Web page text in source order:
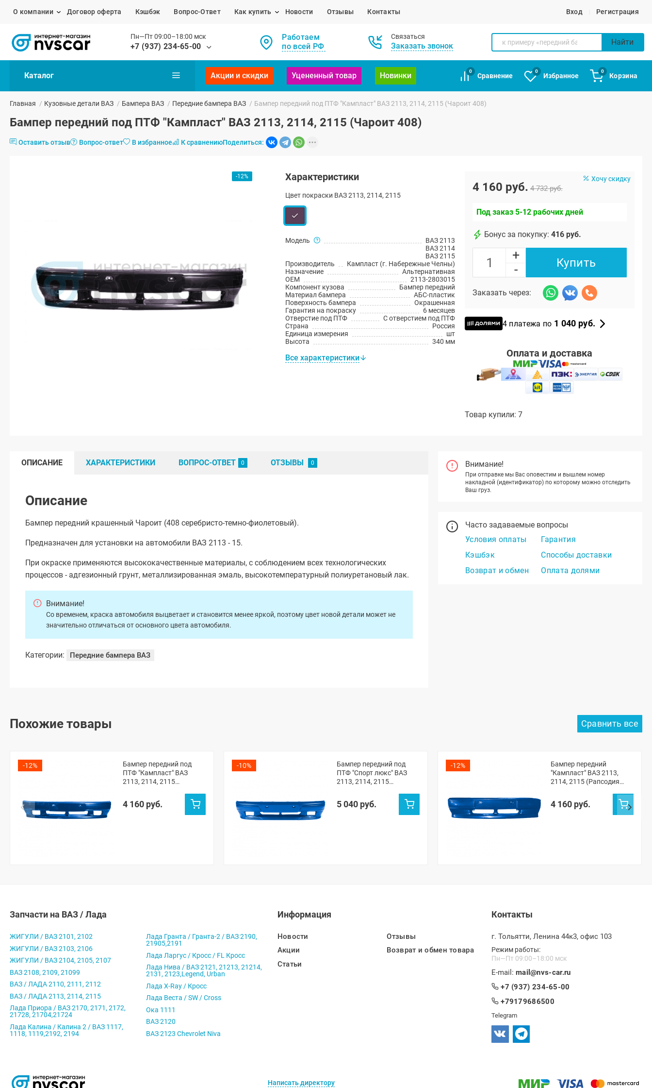
О компании Договор оферта Кэшбэк Вопрос-Ответ Как купить Новости Отзывы Контакты Вход Регистрация
Пн—Пт 09:00–18:00 мск
+7 (937) 234-65-00
Работаем
по всей РФ
Связаться
Заказать звонок Найти
Каталог Акции и скидки Уцененный товар Новинки
0
Сравнение
0
Избранное
0
Корзина
Главная / Кузовные детали ВАЗ / Бампера ВАЗ / Передние бампера ВАЗ / Бампер передний под ПТФ "Кампласт" ВАЗ 2113, 2114, 2115 (Чароит 408)
Бампер передний под ПТФ "Кампласт" ВАЗ 2113, 2114, 2115 (Чароит 408)
Оставить отзыв Вопрос-ответ В избранное К сравнениюПоделиться:
-12% Характеристики
Цвет покраски ВАЗ 2113, 2114, 2115
Модель
ВАЗ 2113
ВАЗ 2114
ВАЗ 2115
Производитель
Кампласт (г. Набережные Челны)
Назначение
Альтернативная
OEM
2113-2803015
Компонент кузова
Бампер передний
Материал бампера
АБС-пластик
Поверхность бампера
Окрашенная
Гарантия на покраску
6 месяцев
Отверстие под ПТФ
С отверстием под ПТФ
Страна
Россия
Единица измерения
шт
Высота
340 мм
Все характеристики
Хочу скидку
4 160 руб. 4 732 руб.
Под заказ 5-12 рабочих дней
Бонус за покупку: 416 руб.
+
-
Купить
Заказать через:
4 платежа по 1 040 руб.
Оплата и доставка
Товар купили: 7
Внимание!
При отправке мы Вас оповестим и вышлем номер
накладной (идентификатор) по которому можно отследить
Ваш груз.
Часто задаваемые вопросы
Условия оплаты
Гарантия
Кэшбэк
Способы доставки
Возврат и обмен
Оплата долями
ОПИСАНИЕ ХАРАКТЕРИСТИКИ ВОПРОС-ОТВЕТ ОТЗЫВЫ
Описание
Бампер передний крашенный Чароит (408 серебристо-темно-фиолетовый).
Предназначен для установки на автомобили ВАЗ 2113 - 15.
При окраске применяются высококачественные материалы, с соблюдением всех технологических
процессов - адгезионный грунт, металлизированная эмаль, высокотемпературный полиуретановый лак.
Внимание!
Со временем, краска автомобиля выцветает и становится менее яркой, поэтому цвет новой детали может не
значительно отличаться от основного цвета автомобиля.
Категории: Передние бампера ВАЗ
Похожие товары
-12%
Бампер передний под
ПТФ "Кампласт" ВАЗ
2113, 2114, 2115
4 160 руб.
-10%
Бампер передний под
ПТФ "Спорт люкс" ВАЗ
2113, 2114, 2115
5 040 руб.
-12%
Бампер передний
"Кампласт" ВАЗ 2113,
2114, 2115 (Рапсодия
4 160 руб.
Запчасти на ВАЗ / Лада
ЖИГУЛИ / ВАЗ 2101, 2102
ЖИГУЛИ / ВАЗ 2103, 2106
ЖИГУЛИ / ВАЗ 2104, 2105, 2107
ВАЗ 2108, 2109, 21099
ВАЗ / ЛАДА 2110, 2111, 2112
ВАЗ / ЛАДА 2113, 2114, 2115
Лада Приора / ВАЗ 2170, 2171, 2172,
21728, 21704,21724
Лада Калина / Калина 2 / ВАЗ 1117,
1118, 1119,2192, 2194
Лада Гранта / Гранта-2 / ВАЗ 2190,
21905,2191
Лада Ларгус / Кросс / FL Кросс
Лада Нива / ВАЗ 2121, 21213, 21214,
2131, 2123,Legend, Urban
Лада X-Ray / Кросс
Лада Веста / SW / Cross
Ока 1111
ВАЗ 2120
ВАЗ 2123 Chevrolet Niva
Информация
Новости
Акции
Статьи
Отзывы
Возврат и обмен товара
Контакты
г. Тольятти, Ленина 44к3, офис 103
Режим работы:
Пн—Пт 09:00–18:00 мск
E-mail: mail@nvs-car.ru
+7 (937) 234-65-00
+79179686500
Telegram
Написать директору